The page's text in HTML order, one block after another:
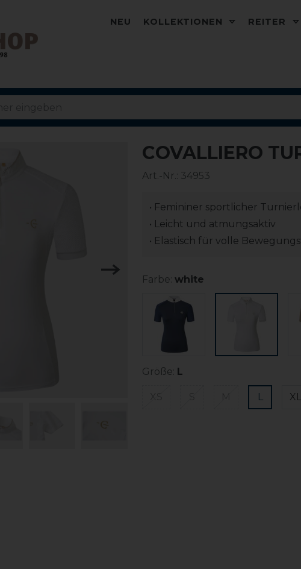
NEU KOLLEKTIONEN REITER
COVALLIERO
Art.-Nr.: 34953
• Femininer sportlicher
• Leicht und atmungsaktiv
• Elastisch für volle
Farbe: white
Größe: L
L XL